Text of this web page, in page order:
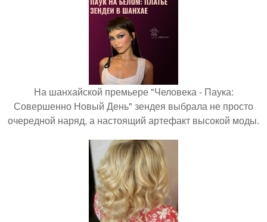
На шанхайской премьере "Человека - Паука:
Совершенно Новый День" зендея выбрала не просто
очередной наряд, а настоящий артефакт высокой моды.